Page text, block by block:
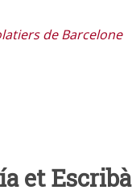
de Barcelone
et Escribà